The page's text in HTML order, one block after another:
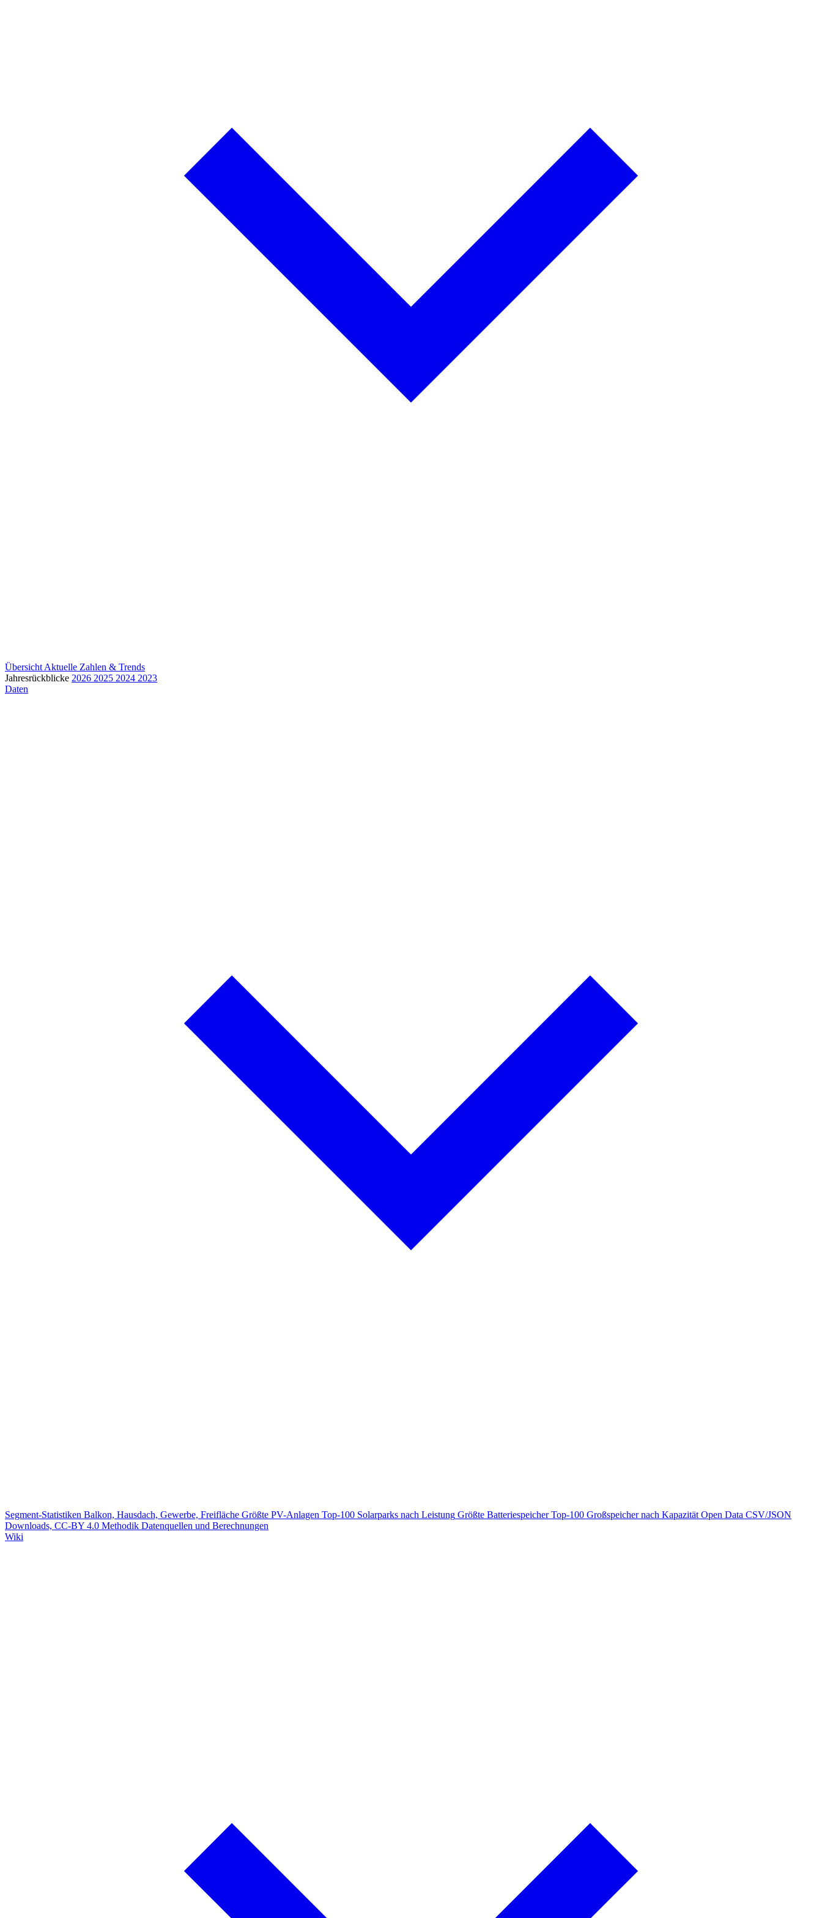
Übersicht Aktuelle Zahlen & Trends
Jahresrückblicke 2026 2025 2024 2023
Daten
Segment-Statistiken Balkon, Hausdach, Gewerbe, Freifläche Größte PV-Anlagen Top-100 Solarparks nach Leistung Größte Batteriespeicher Top-100 Großspeicher nach Kapazität Open Data CSV/JSON
Downloads, CC-BY 4.0 Methodik Datenquellen und Berechnungen
Wiki